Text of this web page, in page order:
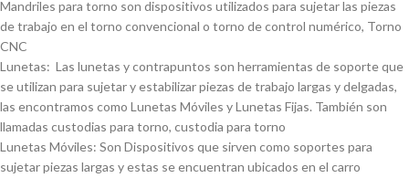
Mandriles para torno son dispositivos utilizados para sujetar las piezas
de trabajo en el torno convencional o torno de control numérico, Torno
CNC
Lunetas: Las lunetas y contrapuntos son herramientas de soporte que
se utilizan para sujetar y estabilizar piezas de trabajo largas y delgadas,
las encontramos como Lunetas Móviles y Lunetas Fijas. También son
llamadas custodias para torno, custodia para torno
Lunetas Móviles: Son Dispositivos que sirven como soportes para
sujetar piezas largas y estas se encuentran ubicados en el carro